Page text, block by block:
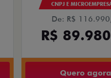
CNPJ E
De: R$
R$
Quero